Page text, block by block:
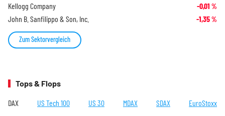
Kellogg Company -0,01 %
John B. Sanfilippo & Son, Inc. -1,35%
Zum Sektorvergleich
Tops & Flops
DAX US Tech 100 US 30 MDAX SDAX EuroStoxx